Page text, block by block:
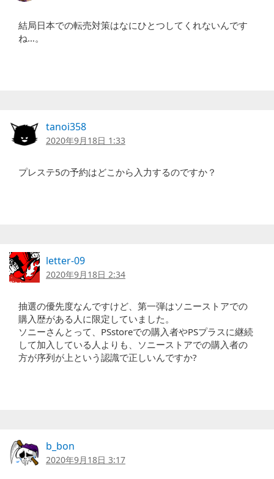
結局日本での転売対策はなにひとつしてくれないんです
ね…。
tanoi358
2020年9月18日 1:33
プレステ5の予約はどこから入力するのですか？
letter-09
2020年9月18日 2:34
抽選の優先度なんですけど、第一弾はソニーストアでの
購入歴がある人に限定していました。
ソニーさんとって、PSstoreでの購入者やPSプラスに継続
して加入している人よりも、ソニーストアでの購入者の
方が序列が上という認識で正しいんですか?
b_bon
2020年9月18日 3:17